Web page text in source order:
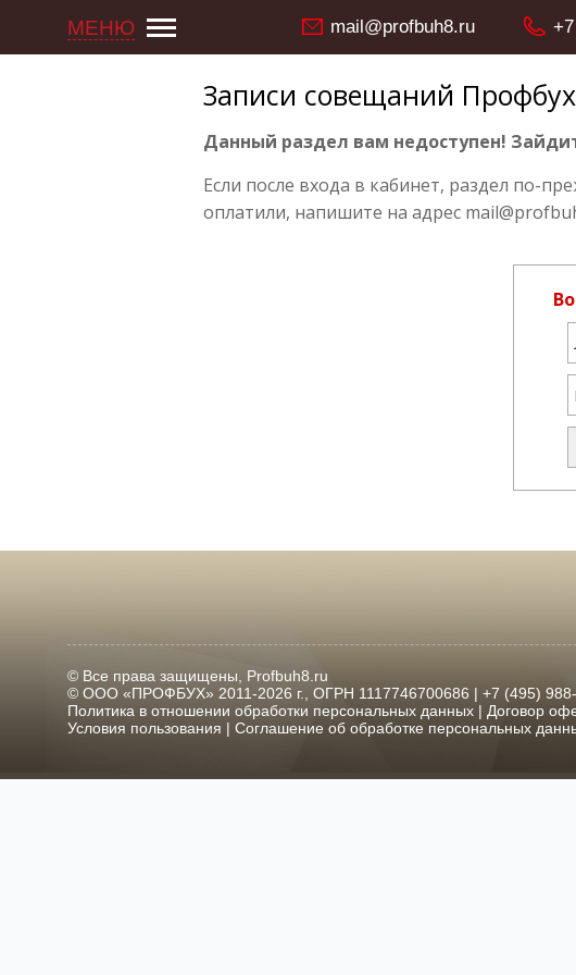
МЕНЮ mail@profbuh8.ru
Записи совещаний Профбух
Данный раздел вам недоступен!
Если после входа в кабинет, раздел по-
оплатили, напишите на адрес
© Все права защищены, Profbuh8.ru
© ООО «ПРОФБУХ» 2011-2026 г., ОГРН 1117746700686 | +7 (495)
Политика в отношении обработки персональных данных | Договор
Условия пользования | Соглашение об обработке персональных